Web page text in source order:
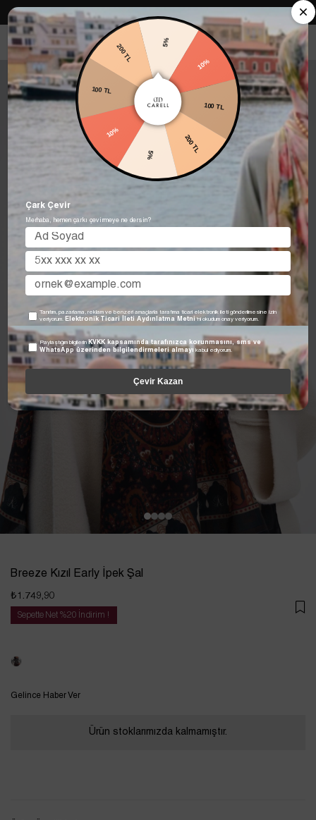
Carell in Roma Koleksiyonu Şimdi Satışta! Hemen keşfet.
Breeze Kızıl Early İpek Şal
₺1.749,90
Sepette Net %20 İndirim !
Tükendi
Gelince Haber Ver
Ürün stoklarımızda kalmamıştır.
5%
10%
100 TL
200 TL
5%
10%
100 TL
200 TL
Çark Çevir
Merhaba, hemen çarkı çevirmeye ne dersin?
Tanıtım, pazarlama, reklam ve benzeri amaçlarla tarafıma ticari elektronik ileti gönderilmesine izin
veriyorum. Elektronik Ticari İleti Aydınlatma Metni 'ni okudum onay veriyorum.
Paylaştığım bilgilerin KVKK kapsamında tarafınızca korunmasını, sms ve
WhatsApp üzerinden bilgilendirmeleri almayı
kabul ediyorum.
Çevir Kazan